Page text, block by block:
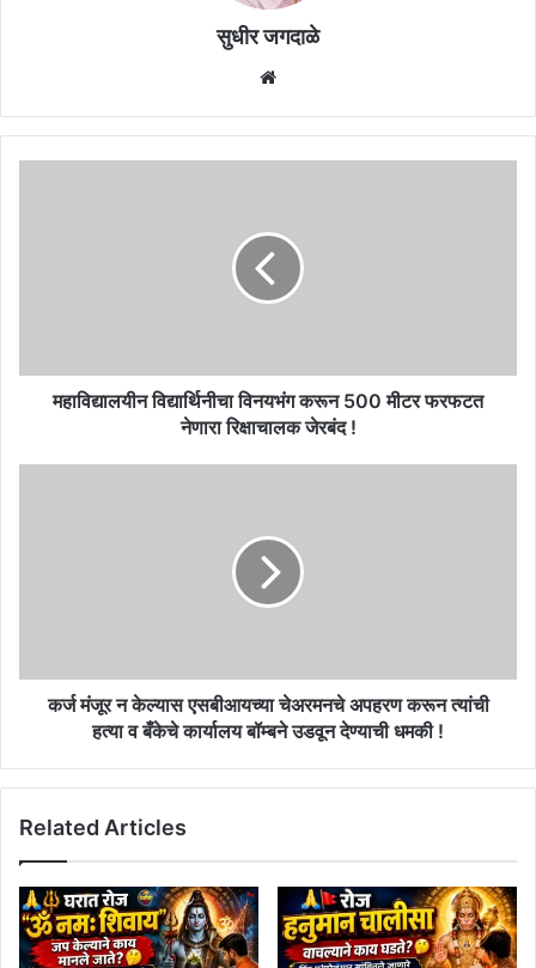
सुधीर जगदाळे
रिक्षाचालक
महाविद्यालयीन विद्यार्थिनीचा विनयभंग करून 500 मीटर फरफटत
नेणारा रिक्षाचालक जेरबंद !
त्यांची
उडवून
!
कर्ज मंजूर न केल्यास एसबीआयच्या चेअरमनचे अपहरण करून त्यांची
हत्या व बँकेचे कार्यालय बॉम्बने उडवून देण्याची धमकी !
Related Articles